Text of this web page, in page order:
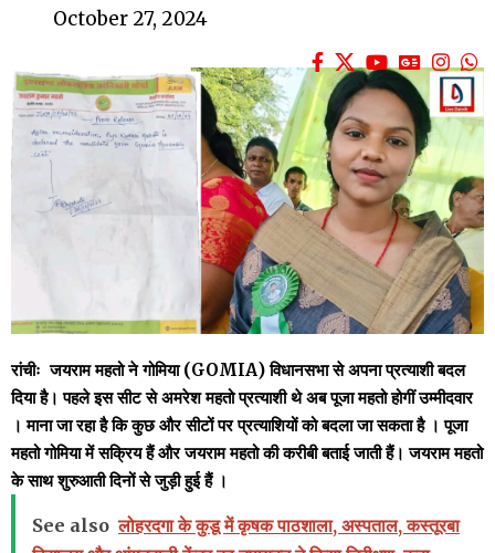
October 27, 2024
रांचीः जयराम महतो ने गोमिया (GOMIA) विधानसभा से अपना प्रत्याशी बदल
दिया है। पहले इस सीट से अमरेश महतो प्रत्याशी थे अब पूजा महतो होगीं उम्मीदवार
। माना जा रहा है कि कुछ और सीटों पर प्रत्याशियों को बदला जा सकता है । पूजा
महतो गोमिया में सक्रिय हैं और जयराम महतो की करीबी बताई जाती हैं। जयराम महतो
के साथ शुरुआती दिनों से जुड़ी हुई हैं ।
See also लोहरदगा के कुडू में कृषक पाठशाला, अस्पताल, कस्तूरबा